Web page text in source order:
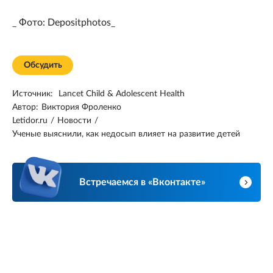
_ Фото: Depositphotos_
Обсудить
Источник:
Lancet Child & Adolescent Health
Автор: Виктория Фроленко
Letidor.ru / Новости /
Ученые выяснили, как недосып влияет на развитие детей
Встречаемся в «Вконтакте»